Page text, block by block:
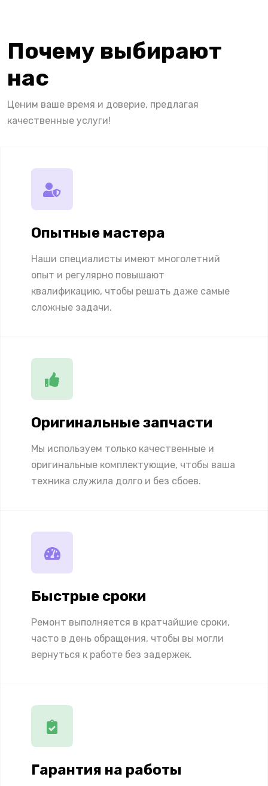
Почему выбирают
нас
Ценим ваше время и доверие, предлагая
качественные услуги!
Опытные мастера
Наши специалисты имеют многолетний
опыт и регулярно повышают
квалификацию, чтобы решать даже самые
сложные задачи.
Оригинальные запчасти
Мы используем только качественные и
оригинальные комплектующие, чтобы ваша
техника служила долго и без сбоев.
Быстрые сроки
Ремонт выполняется в кратчайшие сроки,
часто в день обращения, чтобы вы могли
вернуться к работе без задержек.
Гарантия на работы